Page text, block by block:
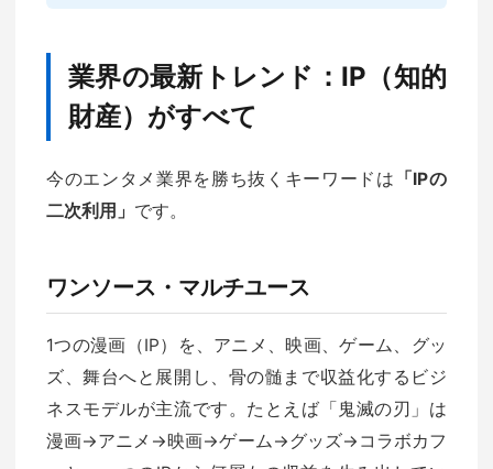
業界の最新トレンド：IP（知的
財産）がすべて
今のエンタメ業界を勝ち抜くキーワードは 「IPの
二次利用」 です。
ワンソース・マルチユース
1つの漫画（IP）を、アニメ、映画、ゲーム、グッ
ズ、舞台へと展開し、骨の髄まで収益化するビジ
ネスモデルが主流です。たとえば「鬼滅の刃」は
漫画→アニメ→映画→ゲーム→グッズ→コラボカフ